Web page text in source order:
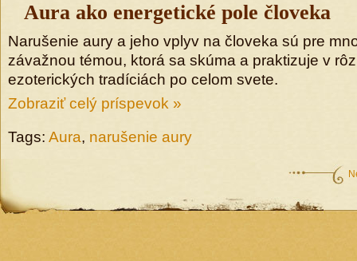
Aura ako energetické pole človeka
Narušenie aury a jeho vplyv na človeka sú pre
závažnou témou, ktorá sa skúma a praktizuje v
ezoterických tradíciách po celom svete.
Zobraziť celý príspevok »
Tags: Aura, narušenie aury